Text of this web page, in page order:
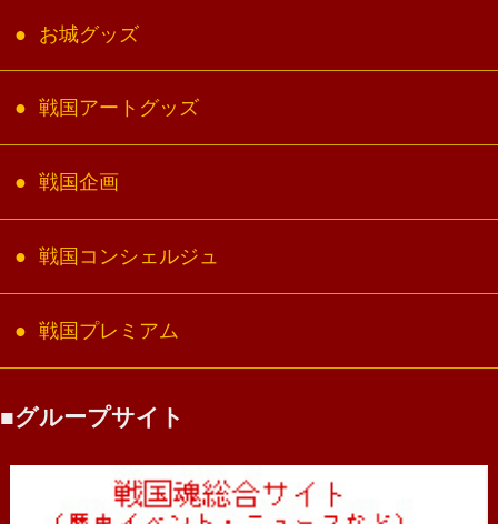
お城グッズ
戦国アートグッズ
戦国企画
戦国コンシェルジュ
戦国プレミアム
グループサイト